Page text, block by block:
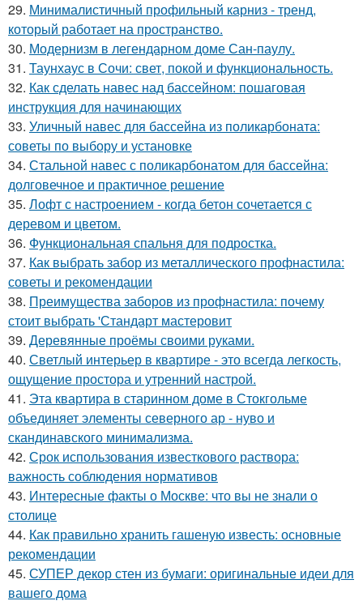
29. Минималистичный профильный карниз - тренд,
который работает на пространство.
30. Модернизм в легендарном доме Сан-паулу.
31. Таунхаус в Сочи: свет, покой и функциональность.
32. Как сделать навес над бассейном: пошаговая
инструкция для начинающих
33. Уличный навес для бассейна из поликарбоната:
советы по выбору и установке
34. Стальной навес с поликарбонатом для бассейна:
долговечное и практичное решение
35. Лофт с настроением - когда бетон сочетается с
деревом и цветом.
36. Функциональная спальня для подростка.
37. Как выбрать забор из металлического профнастила:
советы и рекомендации
38. Преимущества заборов из профнастила: почему
стоит выбрать 'Стандарт мастеровит
39. Деревянные проёмы своими руками.
40. Светлый интерьер в квартире - это всегда легкость,
ощущение простора и утренний настрой.
41. Эта квартира в старинном доме в Стокгольме
объединяет элементы северного ар - нуво и
скандинавского минимализма.
42. Срок использования известкового раствора:
важность соблюдения нормативов
43. Интересные факты о Москве: что вы не знали о
столице
44. Как правильно хранить гашеную известь: основные
рекомендации
45. СУПЕР декор стен из бумаги: оригинальные идеи для
вашего дома